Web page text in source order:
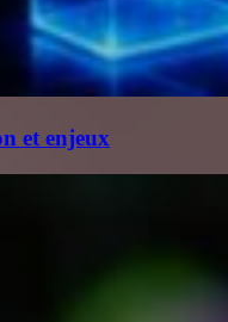
et enjeux